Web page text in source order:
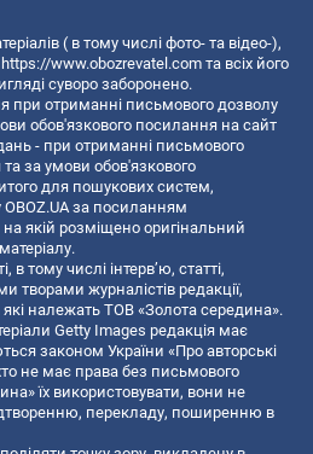
( в тому числі фото- та відео-),
https://www.obozrevatel.com та всіх його
суворо заборонено.
при отриманні письмового дозволу
обов'язкового посилання на сайт
- при отриманні письмового
за умови обов'язкового
для пошукових систем,
OBOZ.UA за посиланням
на якій розміщено оригінальний
в тому числі інтерв’ю, статті,
творами журналістів редакції,
належать ТОВ «Золота середина».
Getty Images редакція має
законом України «Про авторські
не має права без письмового
їх використовувати, вони не
перекладу, поширенню в